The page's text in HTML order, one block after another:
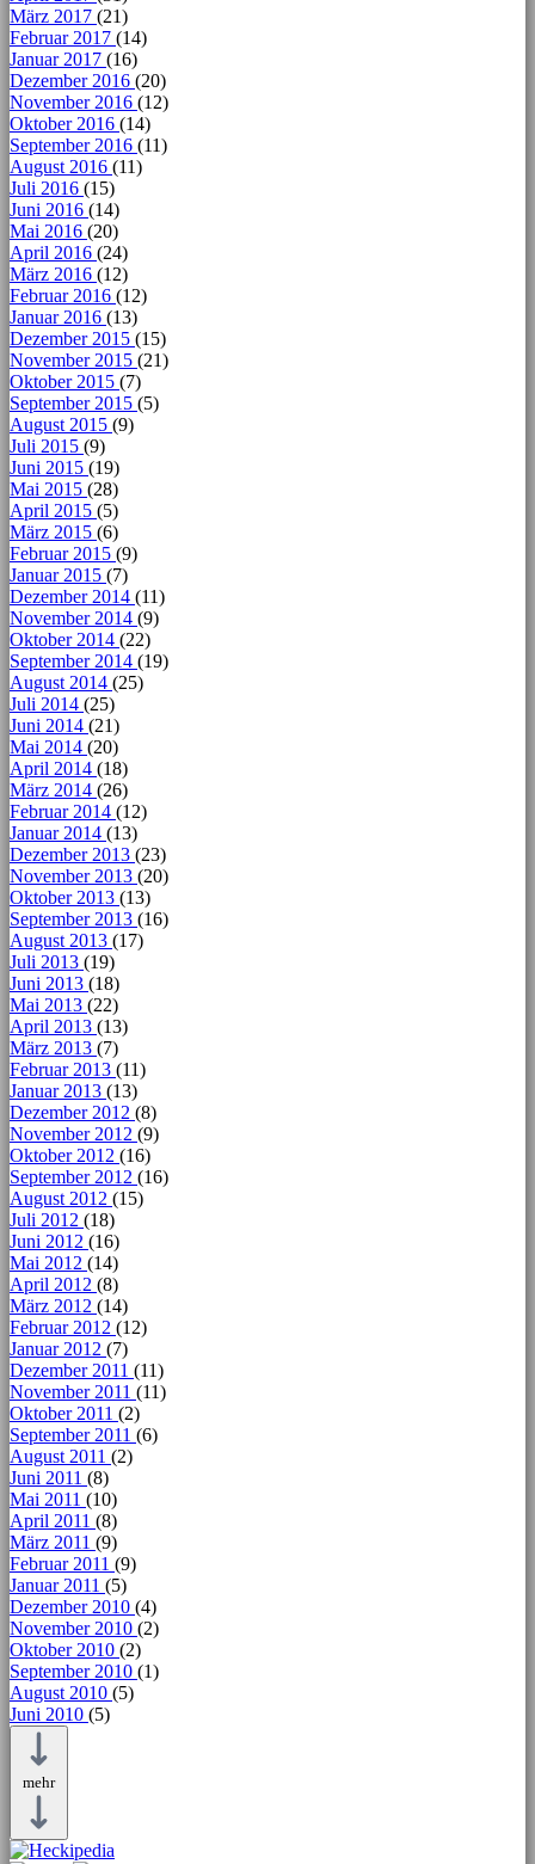
März 2017 (21)
Februar 2017 (14)
Januar 2017 (16)
Dezember 2016 (20)
November 2016 (12)
Oktober 2016 (14)
September 2016 (11)
August 2016 (11)
Juli 2016 (15)
Juni 2016 (14)
Mai 2016 (20)
April 2016 (24)
März 2016 (12)
Februar 2016 (12)
Januar 2016 (13)
Dezember 2015 (15)
November 2015 (21)
Oktober 2015 (7)
September 2015 (5)
August 2015 (9)
Juli 2015 (9)
Juni 2015 (19)
Mai 2015 (28)
April 2015 (5)
März 2015 (6)
Februar 2015 (9)
Januar 2015 (7)
Dezember 2014 (11)
November 2014 (9)
Oktober 2014 (22)
September 2014 (19)
August 2014 (25)
Juli 2014 (25)
Juni 2014 (21)
Mai 2014 (20)
April 2014 (18)
März 2014 (26)
Februar 2014 (12)
Januar 2014 (13)
Dezember 2013 (23)
November 2013 (20)
Oktober 2013 (13)
September 2013 (16)
August 2013 (17)
Juli 2013 (19)
Juni 2013 (18)
Mai 2013 (22)
April 2013 (13)
März 2013 (7)
Februar 2013 (11)
Januar 2013 (13)
Dezember 2012 (8)
November 2012 (9)
Oktober 2012 (16)
September 2012 (16)
August 2012 (15)
Juli 2012 (18)
Juni 2012 (16)
Mai 2012 (14)
April 2012 (8)
März 2012 (14)
Februar 2012 (12)
Januar 2012 (7)
Dezember 2011 (11)
November 2011 (11)
Oktober 2011 (2)
September 2011 (6)
August 2011 (2)
Juni 2011 (8)
Mai 2011 (10)
April 2011 (8)
März 2011 (9)
Februar 2011 (9)
Januar 2011 (5)
Dezember 2010 (4)
November 2010 (2)
Oktober 2010 (2)
September 2010 (1)
August 2010 (5)
Juni 2010 (5)
mehr